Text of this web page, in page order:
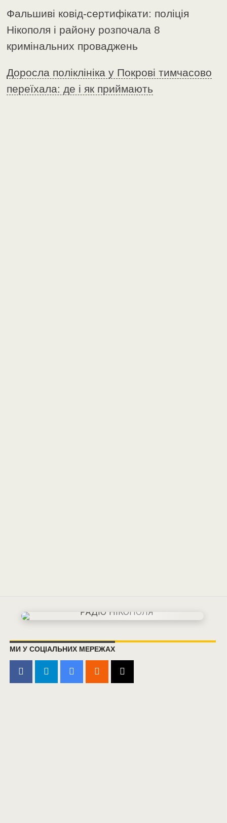
Фальшиві ковід-сертифікати: поліція
Нікополя і району розпочала 8
кримінальних проваджень
Доросла поліклініка у Покрові тимчасово
переїхала: де і як приймають
МИ У СОЦІАЛЬНИХ МЕРЕЖАХ